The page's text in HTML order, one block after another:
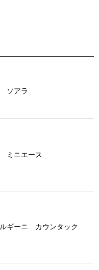
ソアラ
ミニエース
ギーニ カウンタック